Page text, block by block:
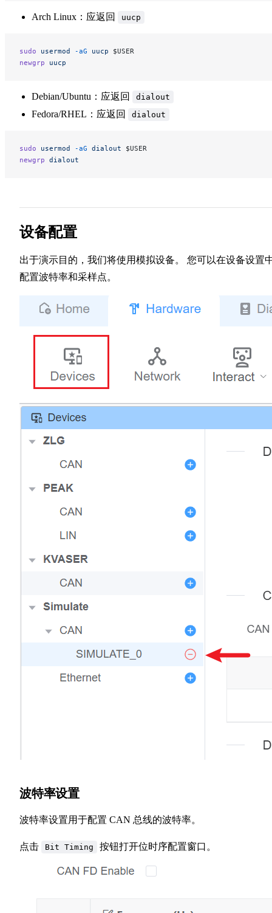
Arch Linux：应返回 uucp
sudo usermod -aG uucp $USER
newgrp uucp
Debian/Ubuntu：应返回 dialout
Fedora/RHEL：应返回 dialout
sudo usermod -aG dialout $USER
newgrp dialout
设备配置
出于演示目的，我们将使用模拟设备。 您可以在设备设置
配置波特率和采样点。
波特率设置
波特率设置用于配置 CAN 总线的波特率。
点击 Bit Timing 按钮打开位时序配置窗口。